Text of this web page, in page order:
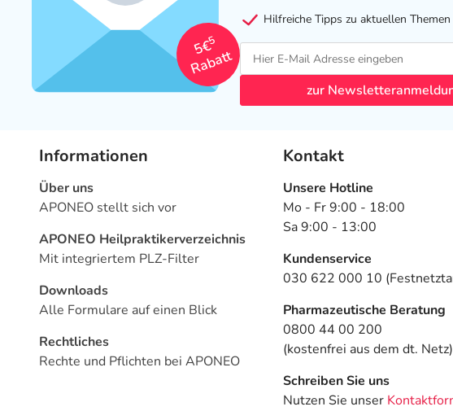
5€
5
Rabatt
Hilfreiche Tipps zu aktuellen Themen
zur
Informationen
Über uns
APONEO stellt sich vor
APONEO Heilpraktikerverzeichnis
Mit integriertem PLZ-Filter
Downloads
Alle Formulare auf einen Blick
Rechtliches
Rechte und Pflichten bei APONEO
Kontakt
Unsere Hotline
Mo - Fr 9:00 - 18:00
Sa 9:00 - 13:00
Kundenservice
030 622 000 10
Pharmazeutische Beratung
0800 44 00 200
(kostenfrei aus dem dt. Netz)
Schreiben Sie uns
Nutzen Sie unser